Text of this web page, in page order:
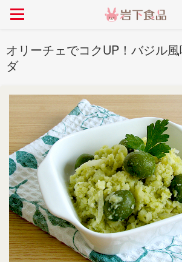
ごあいさつ
採用情報
> プレスリリース
> 新商品
> コラボ
> 飲食店コラボ
> ミュージアム
> イワシカちゃん
> オンラインショップ
> メディア掲載
> その他
【7月1日
ト「
2026」｜
ジアム
2026.07.01
> 岩下の新生姜
> オリーブ
> 梅
> その他
> 岩下の新生姜レシピ
> らっきょうレシピ
> その他のレシピ
社長おす
豚バラ肉
きバージ
畑での取り組み
岩下の新生姜について
岩下の新生姜ミュージアム
岩下の新生姜万年筆インク 書く描くコンテ
スト
オリーチェでコクUP！バジル
ダ